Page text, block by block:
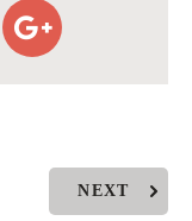
NEXT